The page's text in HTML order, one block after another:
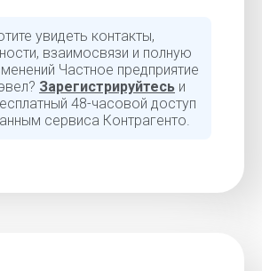
увидеть контакты,
взаимосвязи и полную
Частное предприятие
Зарегистрируйтесь и
48-часовой доступ
сервиса Контрагенто.